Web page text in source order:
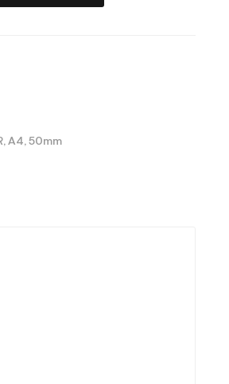
A4, 50mm